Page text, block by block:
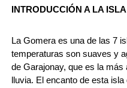
INTRODUCCIÓN A LA ISLA
La Gomera es una de las 7
temperaturas son suaves y
de Garajonay, que es la
lluvia. El encanto de esta